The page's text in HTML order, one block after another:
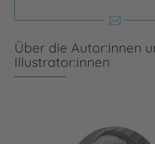
Über die Autor:innen
Illustrator:innen